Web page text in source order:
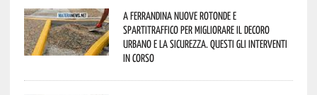
A Ferrandina nuove rotonde e
spartitraffico per migliorare il decoro
urbano e la sicurezza. Questi gli interventi
in corso